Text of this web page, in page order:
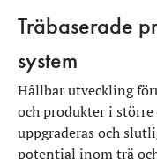
Träbaserade
system
Hållbar utveckling
och produkter i
uppgraderas och
potential inom trä